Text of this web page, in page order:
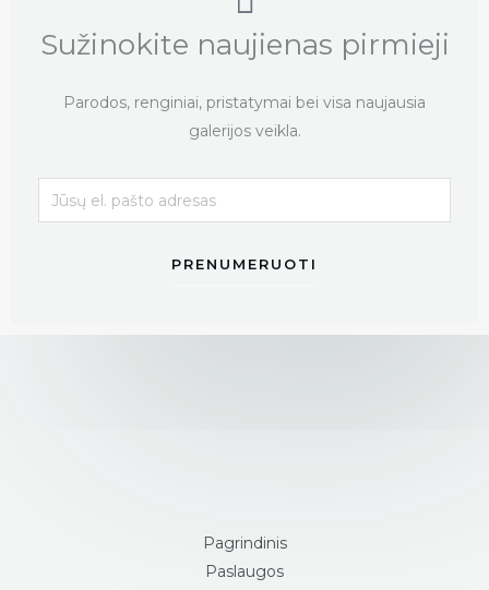
Sužinokite naujienas pirmieji
Parodos, renginiai, pristatymai bei visa naujausia
galerijos veikla.
PRENUMERUOTI
Pagrindinis
Paslaugos